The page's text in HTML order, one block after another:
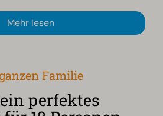
Mehr lesen
Familie
perfektes